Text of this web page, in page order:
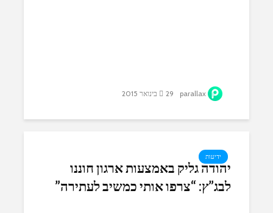
29 בינואר 2015
ידיעות
יהודה גליק באמצעות ארגון חוננו
לבג”ץ: “צרפו אותי כמשיב לעתירה”